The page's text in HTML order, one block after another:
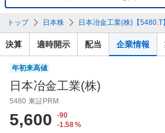
検
索
トップ 日本株 日本冶金工業(株)【5480.T】
決算 適時開示 配当 企業情報
年初来高値
日本冶金工業(株)
5480 東証PRM
5,600
-90
-1.58%